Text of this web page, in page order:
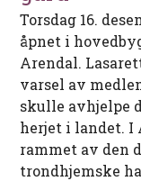
Torsdag 16.
åpnet i
Arendal.
varsel av
skulle avhjelpe
herjet i landet. I
rammet av den
trondhjemske